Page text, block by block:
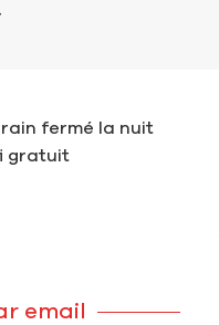
fermé la nuit
gratuit
email